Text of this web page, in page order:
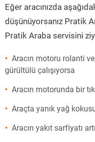
Eğer aracınızda
düşünüyorsanız Pratik
Pratik Araba servisini
Aracın motoru rolanti
gürültülü çalışıyorsa
Aracın motorunda bir
Araçta yanık yağ
Aracın yakıt sarfiyatı